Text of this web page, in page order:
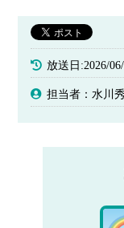
放送日:2026/06/
担当者：水川